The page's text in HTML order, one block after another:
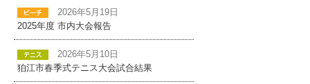
2026年5月19日
2025年度 市内大会報告
2026年5月10日
狛江市春季式テニス大会試合結果